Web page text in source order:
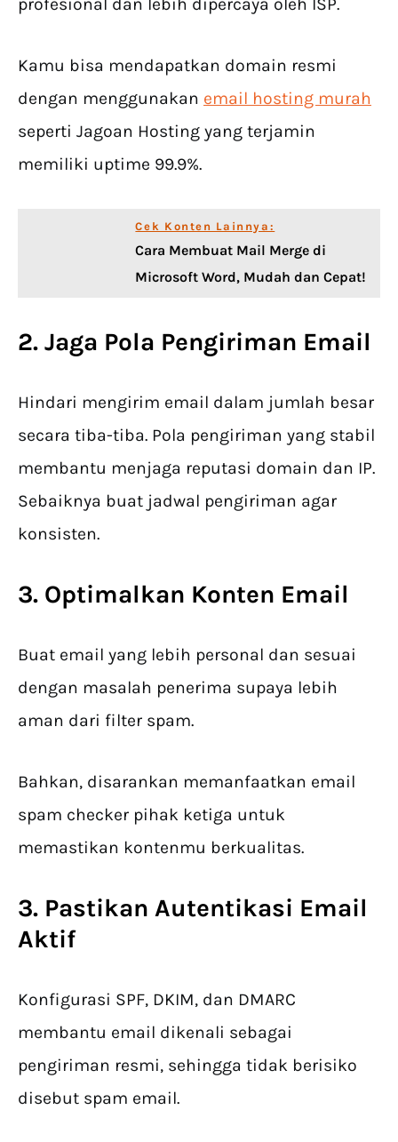
Kamu bisa mendapatkan domain resmi
dengan menggunakan email hosting murah
seperti Jagoan Hosting yang terjamin
memiliki uptime 99.9%.
Cek Konten Lainnya:
Cara Membuat Mail Merge di
Microsoft Word, Mudah dan Cepat!
2. Jaga Pola Pengiriman Email
Hindari mengirim email dalam jumlah besar
secara tiba-tiba. Pola pengiriman yang stabil
membantu menjaga reputasi domain dan IP.
Sebaiknya buat jadwal pengiriman agar
konsisten.
3. Optimalkan Konten Email
Buat email yang lebih personal dan sesuai
dengan masalah penerima supaya lebih
aman dari filter spam.
Bahkan, disarankan memanfaatkan email
spam checker pihak ketiga untuk
memastikan kontenmu berkualitas.
3. Pastikan Autentikasi Email
Aktif
Konfigurasi SPF, DKIM, dan DMARC
membantu email dikenali sebagai
pengiriman resmi, sehingga tidak berisiko
disebut spam email.